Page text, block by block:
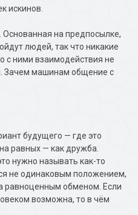
искинов.
Основанная на предпосылке,
людей, так что никакие
с ними взаимодействия не
Зачем машинам общение с
будущего — где это
равных — как дружба.
нужно называть как-то
не одинаковым положением,
равноценным обменом. Если
возможна, то в чём